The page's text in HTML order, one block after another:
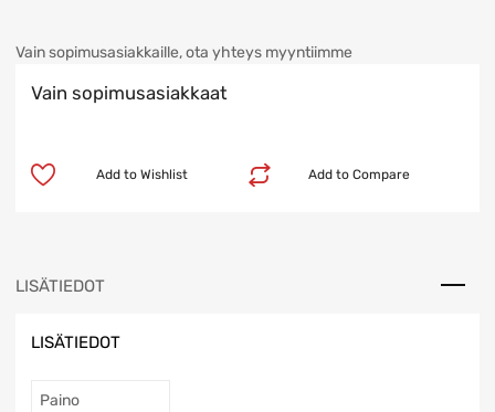
Vain sopimusasiakkaille, ota yhteys myyntiimme
Vain sopimusasiakkaat
Add to Compare
Add to Wishlist
LISÄTIEDOT
LISÄTIEDOT
Paino